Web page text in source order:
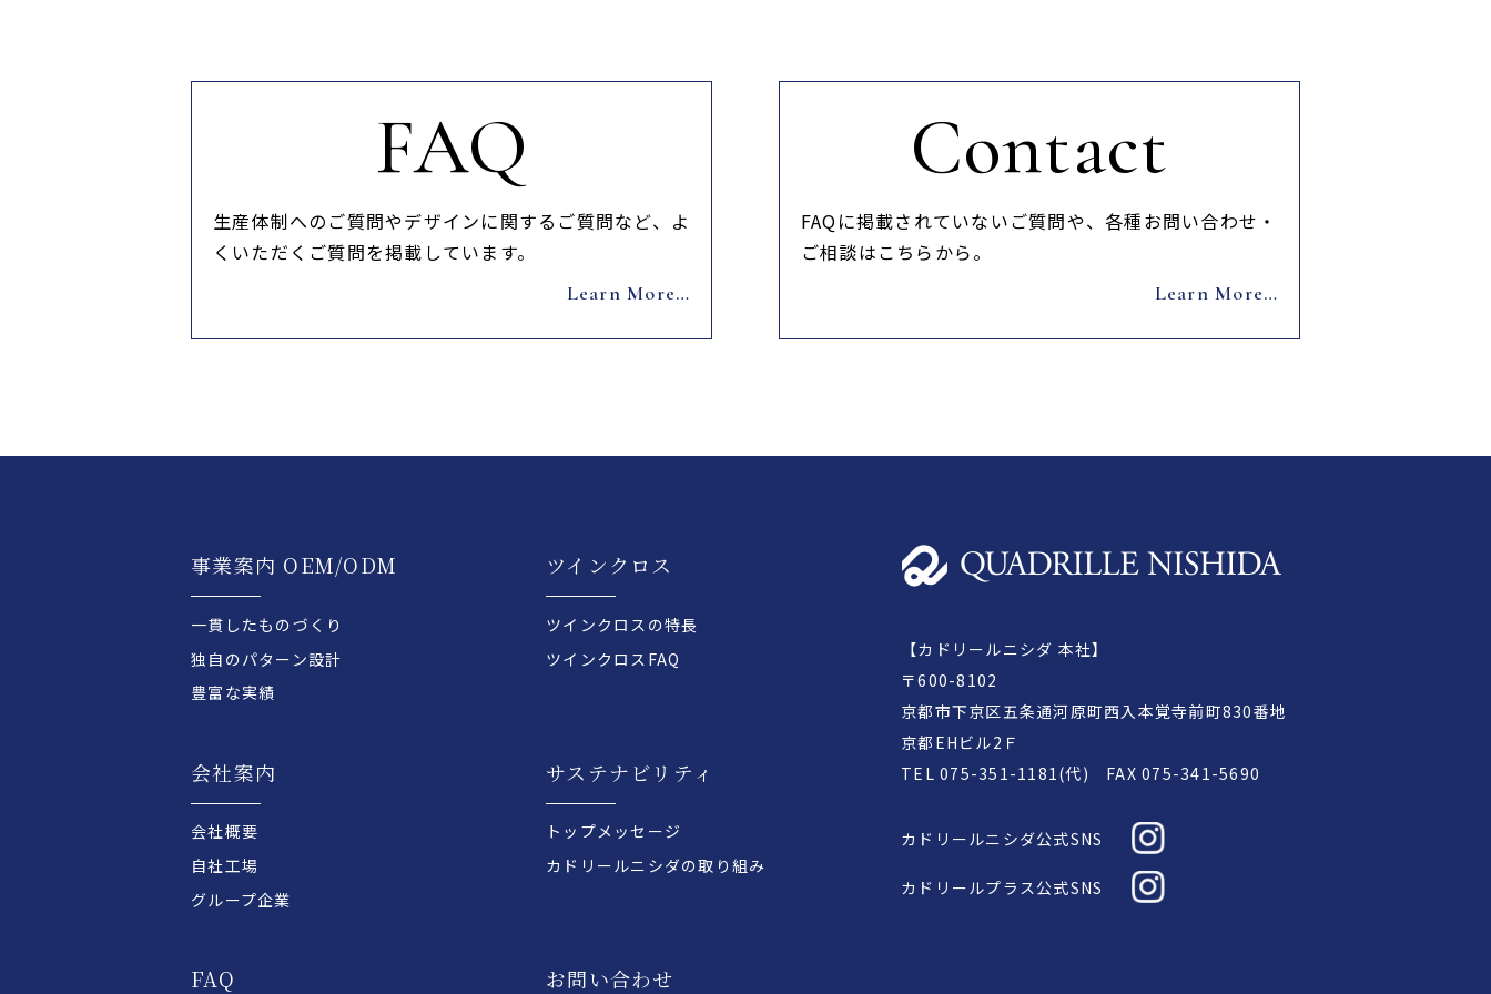
FAQ
生産体制へのご質問やデザインに関するご質問など、よ
くいただくご質問を掲載しています。
Learn More…
Contact
FAQに掲載されていないご質問や、各種お問い合わせ・
ご相談はこちらから。
Learn More…
事業案内 OEM/ODM
一貫したものづくり
独自のパターン設計
豊富な実績
ツインクロス
ツインクロスの特長
ツインクロスFAQ
会社案内
会社概要
自社工場
グループ企業
サステナビリティ
トップメッセージ
カドリールニシダの取り組み
FAQ お問い合わせ
【カドリールニシダ 本社】
〒600-8102
京都市下京区五条通河原町西入本覚寺前町830番地
京都EHビル2Ｆ
TEL 075-351-1181(代) FAX 075-341-5690
カドリールニシダ公式SNS
カドリールプラス公式SNS